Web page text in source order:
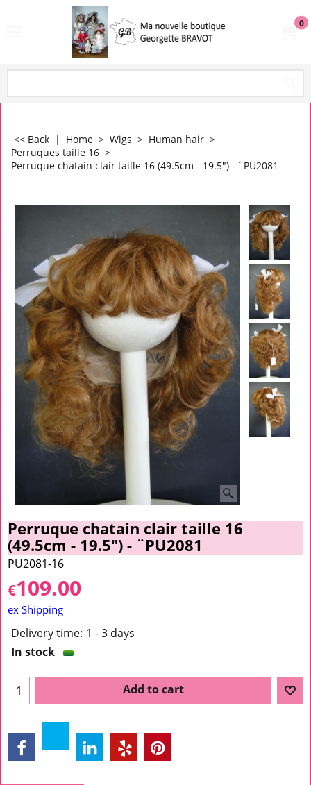
0
<< Back | Home > Wigs > Human hair >
Perruques taille 16 >
Perruque chatain clair taille 16 (49.5cm - 19.5") - ¨PU2081
Perruque chatain clair taille 16
(49.5cm - 19.5") - ¨PU2081
PU2081-16
€109.00
ex Shipping
Delivery time: 1 - 3 days
In stock
Add to cart